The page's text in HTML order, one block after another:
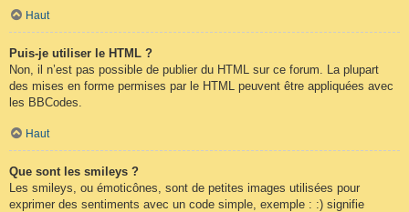
Haut
Puis-je utiliser le HTML ?
Non, il n’est pas possible de publier du HTML sur ce forum. La plupart
des mises en forme permises par le HTML peuvent être appliquées avec
les BBCodes.
Haut
Que sont les smileys ?
Les smileys, ou émoticônes, sont de petites images utilisées pour
exprimer des sentiments avec un code simple, exemple : :) signifie